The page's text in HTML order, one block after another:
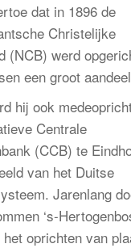
dat in 1896 de
Christelijke
(NCB) werd
een groot
hij ook
Centrale
(CCB) te
van het Duitse
Jarenlang
‘s-
oprichten van